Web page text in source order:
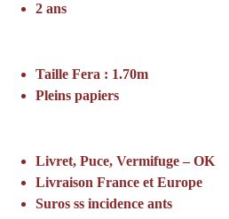
2 ans
Taille Fera : 1.70m
Pleins papiers
Livret, Puce, Vermifuge – OK
Livraison France et Europe
Suros ss incidence ants